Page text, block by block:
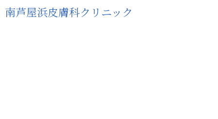
南芦屋浜皮膚科クリニック